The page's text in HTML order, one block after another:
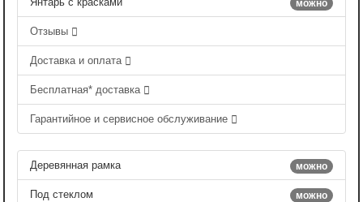
можно
Отзывы
Доставка и оплата
Бесплатная* доставка
Гарантийное и сервисное обслуживание
можно
Деревянная рамка
можно
Под стеклом